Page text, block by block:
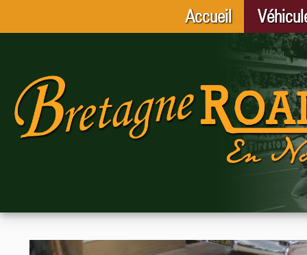
Accueil